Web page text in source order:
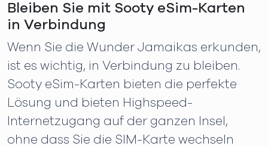
Bleiben Sie mit Sooty eSim-Karten
in Verbindung
Wenn Sie die Wunder Jamaikas erkunden,
ist es wichtig, in Verbindung zu bleiben.
Sooty eSim-Karten bieten die perfekte
Lösung und bieten Highspeed-
Internetzugang auf der ganzen Insel,
ohne dass Sie die SIM-Karte wechseln